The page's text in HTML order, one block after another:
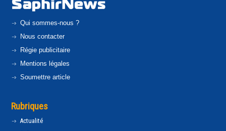
Qui sommes-nous ?
Nous contacter
Régie publicitaire
Mentions légales
Soumettre article
Rubriques
Actualité